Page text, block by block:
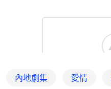
內地劇集 愛情